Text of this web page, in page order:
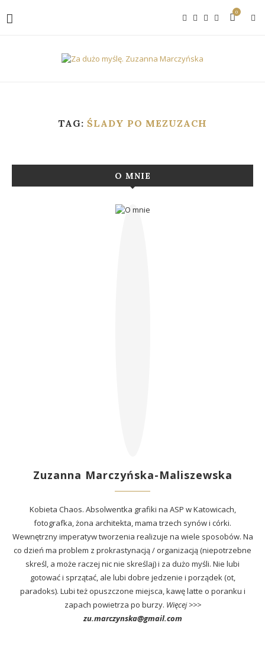
0
TAG: ŚLADY PO MEZUZACH
O MNIE
Zuzanna Marczyńska-Maliszewska
Kobieta Chaos. Absolwentka grafiki na ASP w Katowicach,
fotografka, żona architekta, mama trzech synów i córki.
Wewnętrzny imperatyw tworzenia realizuje na wiele sposobów. Na
co dzień ma problem z prokrastynacją / organizacją (niepotrzebne
skreśl, a może raczej nic nie skreślaj) i za dużo myśli. Nie lubi
gotować i sprzątać, ale lubi dobre jedzenie i porządek (ot,
paradoks). Lubi też opuszczone miejsca, kawę latte o poranku i
zapach powietrza po burzy. Więcej >>>
zu.marczynska@gmail.com